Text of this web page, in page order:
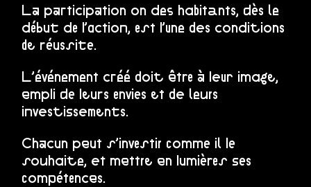
La participation on des habitants, dès le
début de l’action, est l’une des conditions
de réussite.
L’événement créé doit être à leur image,
empli de leurs envies et de leurs
investissements.
Chacun peut s’investir comme il le
souhaite, et mettre en lumières ses
compétences.